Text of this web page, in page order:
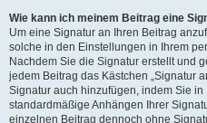
Wie kann ich meinem Beitrag eine
Um eine Signatur an Ihren Beitrag
solche in den Einstellungen in Ihrem
Nachdem Sie die Signatur erstellt und
jedem Beitrag das Kästchen „Signatur
Signatur auch hinzufügen, indem Sie
standardmäßige Anhängen Ihrer
einzelnen Beitrag dennoch ohne